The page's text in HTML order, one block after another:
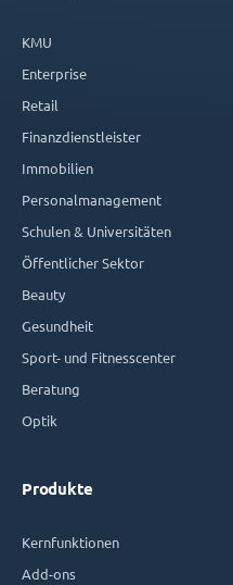
KMU
Enterprise
Retail
Finanzdienstleister
Immobilien
Personalmanagement
Schulen & Universitäten
Öffentlicher Sektor
Beauty
Gesundheit
Sport- und Fitnesscenter
Beratung
Optik
Produkte
Kernfunktionen
Add-ons